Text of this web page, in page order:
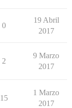
0
19 Abril
2017
2
9 Marzo
2017
15
1 Marzo
2017